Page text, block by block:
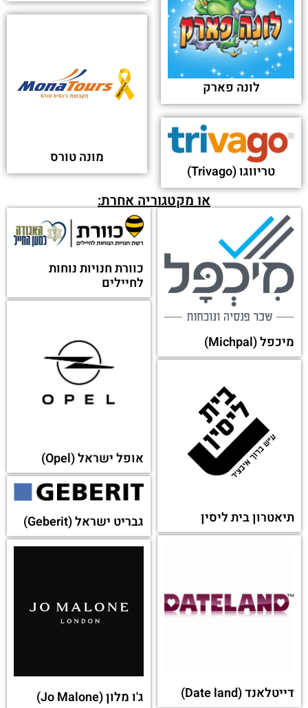
לונה פארק
מונה טורס
טריווגו (Trivago)
או מקטגוריה אחרת:
מיכפל (Michpal)
כוורת חנויות נוחות
לחיילים
תיאטרון בית ליסין
אופל ישראל (Opel)
דייטלאנד (Date land)
גבריט ישראל (Geberit)
ג'ו מלון (Jo Malone)